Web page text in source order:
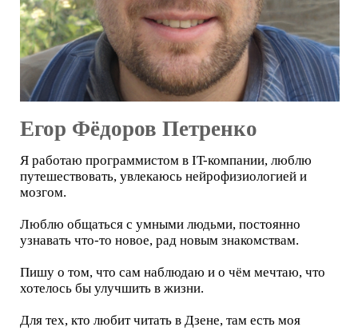
Егор Фёдоров Петренко
Я работаю программистом в IT-компании, люблю
путешествовать, увлекаюсь нейрофизиологией и
мозгом.
Люблю общаться с умными людьми, постоянно
узнавать что-то новое, рад новым знакомствам.
Пишу о том, что сам наблюдаю и о чём мечтаю, что
хотелось бы улучшить в жизни.
Для тех, кто любит читать в Дзене, там есть моя